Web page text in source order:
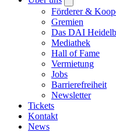
submenu
Förderer &
Gremien
Das DAI
Mediathek
Hall of Fame
Vermietung
Jobs
Barrierefreiheit
Newsletter
Tickets
Kontakt
News